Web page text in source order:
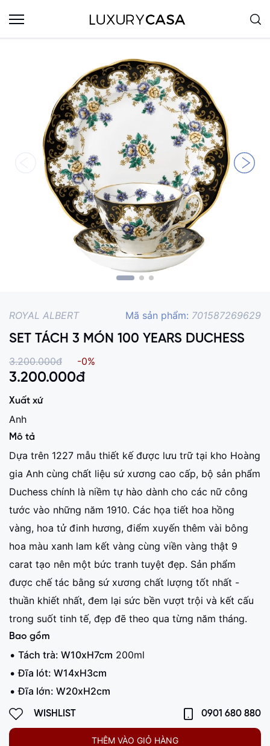
ROYAL ALBERT Mã sản phẩm: 701587269629
SET TÁCH 3 MÓN 100 YEARS DUCHESS
3.200.000đ -0%
3.200.000đ
Xuất xứ
Anh
Mô tả
Dựa trên 1227 mẫu thiết kế được lưu trữ tại kho Hoàng
gia Anh cùng chất liệu sứ xương cao cấp, bộ sản phẩm
Duchess chính là niềm tự hào dành cho các nữ công
tước vào những năm 1910. Các họa tiết hoa hồng
vàng, hoa tử đinh hương, điểm xuyến thêm vài bông
hoa màu xanh lam kết vàng cùng viền vàng thật 9
carat tạo nên một bức tranh tuyệt đẹp. Sản phẩm
được chế tác bằng sứ xương chất lượng tốt nhất -
thuần khiết nhất, đem lại sức bền vượt trội và kết cấu
trong suốt tinh tế, đẹp đẽ theo qua từng năm tháng.
Bao gồm
Tách trà: W10xH7cm 200ml
Đĩa lót: W14xH3cm
Đĩa lớn: W20xH2cm
WISHLIST 0901 680 880
THÊM VÀO GIỎ HÀNG